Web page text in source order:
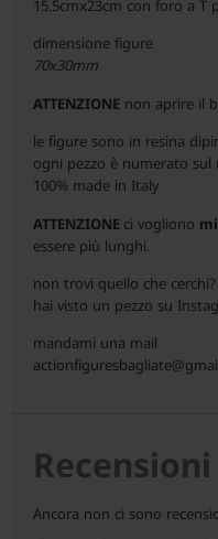
15.5cmx23cm con foro a T
dimensione figure
70x30mm
ATTENZIONE non aprire il
le figure sono in resina
ogni pezzo è numerato
100% made in Italy
ATTENZIONE ci vogliono
essere più lunghi.
non trovi quello che cerchi?
hai visto un pezzo su
mandami una mail
Recensioni
Ancora non ci sono